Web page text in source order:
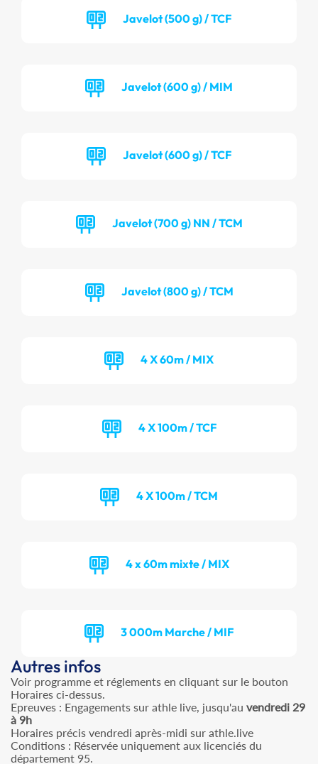
Javelot (500 g) / TCF
Javelot (600 g) / MIM
Javelot (600 g) / TCF
Javelot (700 g) NN / TCM
Javelot (800 g) / TCM
4 X 60m / MIX
4 X 100m / TCF
4 X 100m / TCM
4 x 60m mixte / MIX
3 000m Marche / MIF
Autres infos
Voir programme et réglements en cliquant sur le bouton
Horaires ci-dessus.
Epreuves : Engagements sur athle live, jusqu'au vendredi 29
à 9h
Horaires précis vendredi après-midi sur athle.live
Conditions : Réservée uniquement aux licenciés du
département 95.